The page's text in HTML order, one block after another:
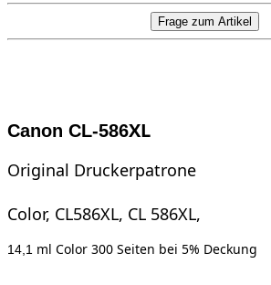
Canon CL-586XL
Original Druckerpatrone
Color, CL586XL, CL 586XL,
14,1 ml Color 300 Seiten bei 5% Deckung